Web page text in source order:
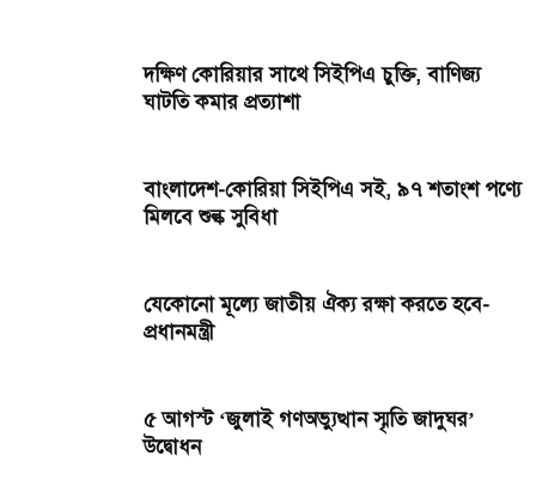
দক্ষিণ কোরিয়ার সাথে সিইপিএ চুক্তি, বাণিজ্য
ঘাটতি কমার প্রত্যাশা
বাংলাদেশ-কোরিয়া সিইপিএ সই, ৯৭ শতাংশ পণ্যে
মিলবে শুল্ক সুবিধা
যেকোনো মূল্যে জাতীয় ঐক্য রক্ষা করতে হবে-
প্রধানমন্ত্রী
৫ আগস্ট ‘জুলাই গণঅভ্যুত্থান স্মৃতি জাদুঘর’
উদ্বোধন